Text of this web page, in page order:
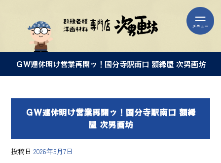
ＧＷ連休明け営業再開ッ！国分寺駅南口 額縁屋 次男画坊
ＧＷ連休明け営業再開ッ！国分寺駅南口 額縁
屋 次男画坊
投稿日 2026年5月7日